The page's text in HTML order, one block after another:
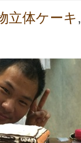
立体ケーキ